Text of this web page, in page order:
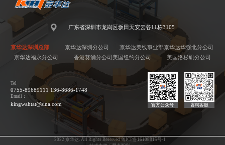
广东省深圳市龙岗区坂田天安云谷11栋3105
京华达深圳总部 京华达深圳分公司 京华达美线事业部京华达华强北分公司
京华达福永分公司
香港葵涌分公司美国纽约分公司 美国洛杉矶分公司
Tel
0755-89689111 136-8686-1748
Email：
kingwahtat@sina.com 官方公众号 咨询客服
2022 京华达. All Rights Reserved 粤ICP备16108815号-1